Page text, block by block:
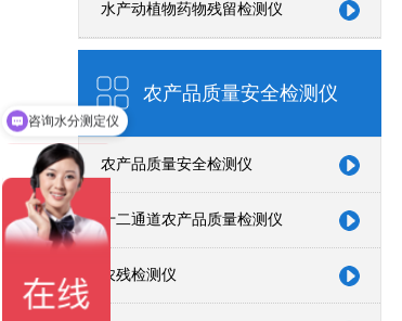
水产动植物药物残留检测仪
农产品质量安全检测仪
农产品质量安全检测仪
十二通道农产品质量检测仪
农残检测仪
咨询水分测定仪